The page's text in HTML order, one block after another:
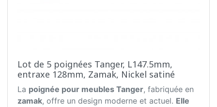
Lot de 5 poignées Tanger, L147.5mm,
entraxe 128mm, Zamak, Nickel satiné
La poignée pour meubles Tanger, fabriquée en
zamak, offre un design moderne et actuel. Elle